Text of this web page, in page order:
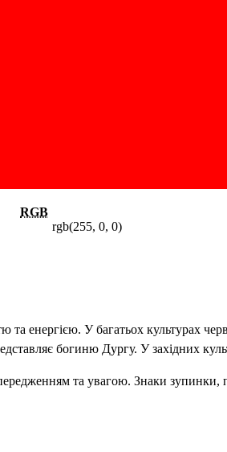
RGB
rgb(255, 0, 0)
енергією. У багатьох культурах
богиню Дургу. У західних
та увагою. Знаки